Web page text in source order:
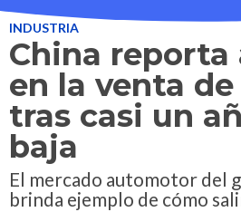
INDUSTRIA
China
en la venta
tras casi un
baja
El mercado automotor del
brinda ejemplo de cómo